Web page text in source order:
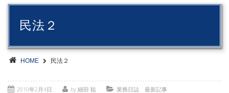
民法２
HOME 民法２
2010年2月4日 by 細田 聡
業務日誌 最新記事